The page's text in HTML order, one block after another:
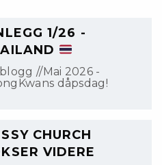
1/26 -
//Mai 2026 -
dåpsdag!
CHURCH
VIDERE